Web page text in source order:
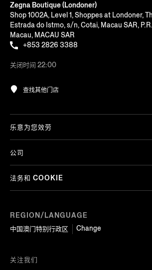
Zegna Boutique (Londoner)
Shop 1002A, Level 1, Shoppes at Londoner,
Estrada do Istmo, s/n, Cotai, Macau SAR,
Macau, MACAU SAR
+853 2826 3388
关闭时间 22:00
查找其他门店
REGION/LANGUAGE
中国澳门特别行政区
Change
乐意为您效劳
公司
法务和 COOKIE
关注我们